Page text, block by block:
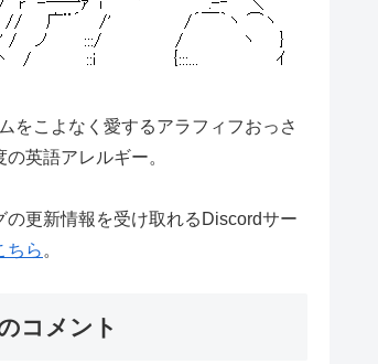
をこよなく愛するアラフィフおっさ
の英語アレルギー。
の更新情報を受け取れるDiscordサー
ちら 。
コメント